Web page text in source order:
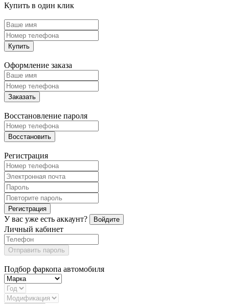
Купить в один клик
Купить
Оформление заказа
Заказать
Восстановление пароля
Восстановить
Регистрация
Регистрация
У вас уже есть аккаунт? Войдите
Личный кабинет
Отправить пароль
Подбор фаркопа автомобиля